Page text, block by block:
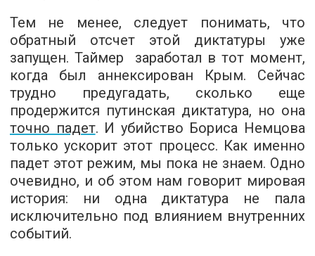
Тем не менее, следует понимать, что
обратный отсчет этой диктатуры уже
запущен. Таймер заработал в тот момент,
когда был аннексирован Крым. Сейчас
трудно предугадать, сколько еще
продержится путинская диктатура, но она
точно падет. И убийство Бориса Немцова
только ускорит этот процесс. Как именно
падет этот режим, мы пока не знаем. Одно
очевидно, и об этом нам говорит мировая
история: ни одна диктатура не пала
исключительно под влиянием внутренних
событий.